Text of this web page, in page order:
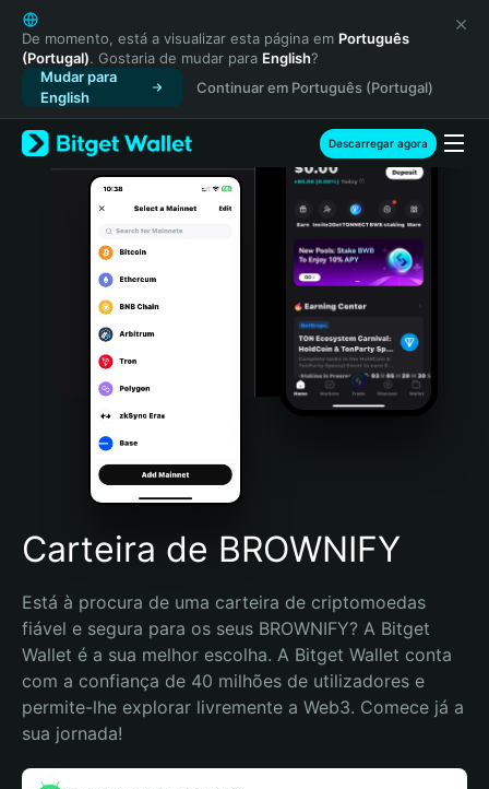
English
日本語
Tiếng Việt
Русский
Español (Latinoamérica)
Türkçe
Italiano
Português (Portugal)
Bahasa Indonesia
Português (Brasil)
Español (Argentina)
De momento, está a visualizar esta página em Português
(Portugal). Gostaria de mudar para English?
Mudar para
English
Continuar em Português (Portugal)
Descarregar agora
Carteira de BROWNIFY
Está à procura de uma carteira de criptomoedas
fiável e segura para os seus BROWNIFY? A Bitget
Wallet é a sua melhor escolha. A Bitget Wallet conta
com a confiança de 40 milhões de utilizadores e
permite-lhe explorar livremente a Web3. Comece já a
sua jornada!